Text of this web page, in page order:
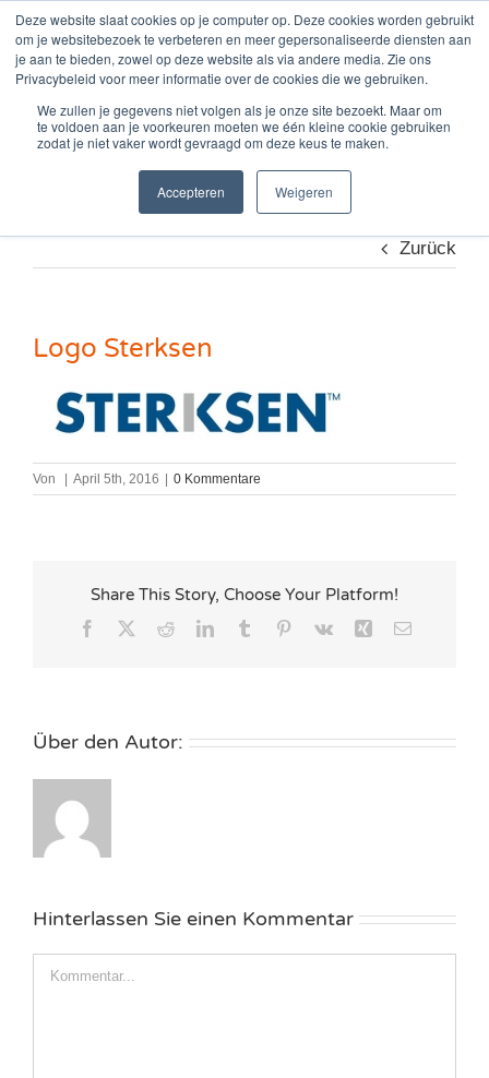
Deze website slaat cookies op je computer op. Deze cookies worden gebruikt
om je websitebezoek te verbeteren en meer gepersonaliseerde diensten aan
je aan te bieden, zowel op deze website als via andere media. Zie ons
Privacybeleid voor meer informatie over de cookies die we gebruiken.
We zullen je gegevens niet volgen als je onze site bezoekt. Maar om
te voldoen aan je voorkeuren moeten we één kleine cookie gebruiken
zodat je niet vaker wordt gevraagd om deze keus te maken.
Accepteren Weigeren
Zum
Inhalt
springen
Logo Sterksen
Zurück
Logo Sterksen
Von | April 5th, 2016 | 0 Kommentare
Share This Story, Choose Your Platform!
Facebook RedditLinkedInTumblr Pinterest
Vk Xing E-
Über den Autor:
Hinterlassen Sie einen Kommentar
Kommentar